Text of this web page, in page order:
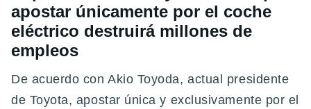
apostar únicamente por el coche
eléctrico destruirá millones de
empleos
De acuerdo con Akio Toyoda, actual presidente
de Toyota, apostar única y exclusivamente por el